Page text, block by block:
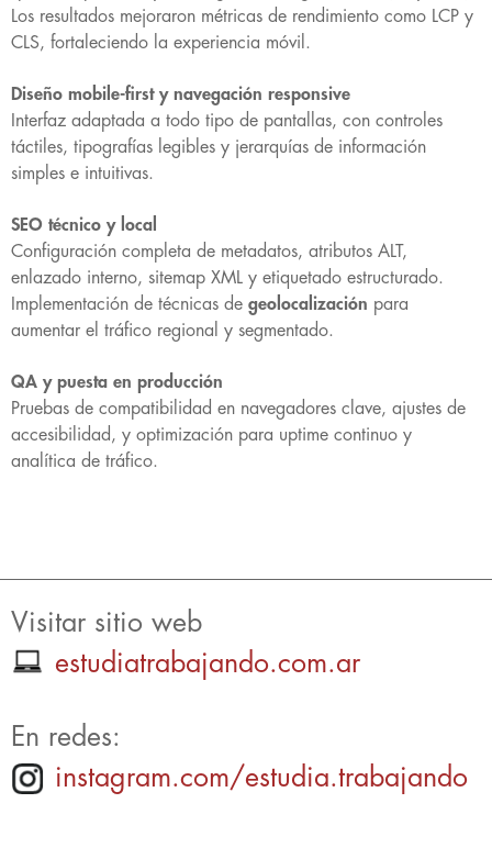
Los resultados mejoraron métricas de rendimiento como LCP y
CLS, fortaleciendo la experiencia móvil.
Diseño mobile-first y navegación responsive
Interfaz adaptada a todo tipo de pantallas, con controles
táctiles, tipografías legibles y jerarquías de información
simples e intuitivas.
SEO técnico y local
Configuración completa de metadatos, atributos ALT,
enlazado interno, sitemap XML y etiquetado estructurado.
Implementación de técnicas de geolocalización para
aumentar el tráfico regional y segmentado.
QA y puesta en producción
Pruebas de compatibilidad en navegadores clave, ajustes de
accesibilidad, y optimización para uptime continuo y
analítica de tráfico.
Visitar sitio web
estudiatrabajando.com.ar
En redes:
instagram.com/estudia.trabajando